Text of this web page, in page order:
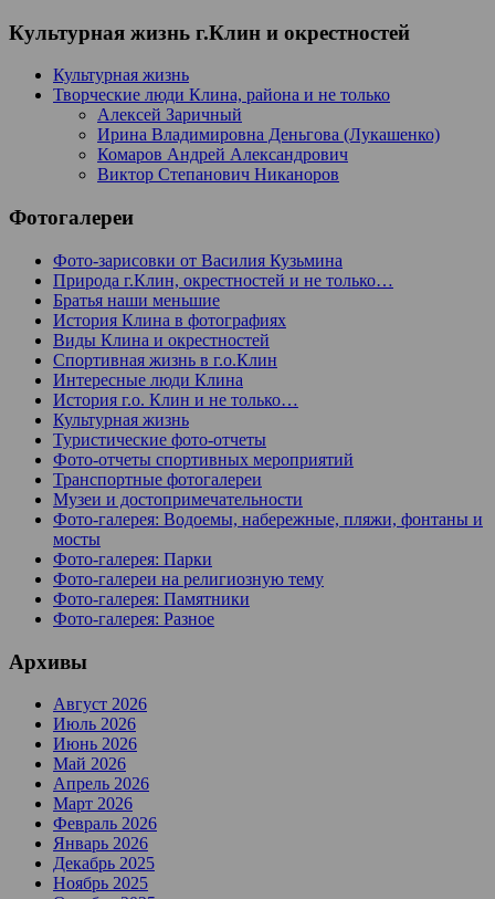
Культурная жизнь г.Клин и окрестностей
Культурная жизнь
Творческие люди Клина, района и не только
Алексей Заричный
Ирина Владимировна Деньгова (Лукашенко)
Комаров Андрей Александрович
Виктор Степанович Никаноров
Фотогалереи
Фото-зарисовки от Василия Кузьмина
Природа г.Клин, окрестностей и не только…
Братья наши меньшие
История Клина в фотографиях
Виды Клина и окрестностей
Спортивная жизнь в г.о.Клин
Интересные люди Клина
История г.о. Клин и не только…
Культурная жизнь
Туристические фото-отчеты
Фото-отчеты спортивных мероприятий
Транспортные фотогалереи
Музеи и достопримечательности
Фото-галерея: Водоемы, набережные, пляжи, фонтаны и
мосты
Фото-галерея: Парки
Фото-галереи на религиозную тему
Фото-галерея: Памятники
Фото-галерея: Разное
Архивы
Август 2026
Июль 2026
Июнь 2026
Май 2026
Апрель 2026
Март 2026
Февраль 2026
Январь 2026
Декабрь 2025
Ноябрь 2025